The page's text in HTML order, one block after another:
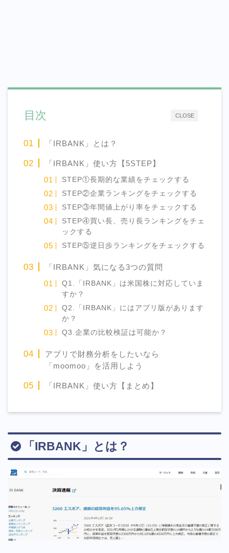
CLOSE
目次
「IRBANK」とは？
「IRBANK」使い方【5STEP】
STEP①長期的な業績をチェックする
STEP②企業ランキングをチェックする
STEP③年間値上がり率をチェックする
STEP④買い長、売り長ランキングをチェ
ックする
STEP⑤逆日歩ランキングをチェックする
「IRBANK」気になる3つの質問
Q1.「IRBANK」は米国株に対応していま
すか？
Q2.「IRBANK」にはアプリ版があります
か？
Q3.企業の比較検証は可能か？
アプリで財務分析をしたいなら
「moomoo」を活用しよう
「IRBANK」使い方【まとめ】
「IRBANK」とは？